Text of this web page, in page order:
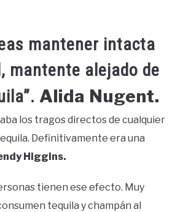
mantener intacta
mantente alejado de
Alida Nugent.
los tragos directos de cualquier
Definitivamente era una
Higgins.
tienen ese efecto. Muy
tequila y champán al